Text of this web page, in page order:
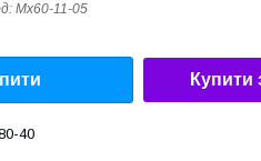
Mx60-11-05
Купити
40